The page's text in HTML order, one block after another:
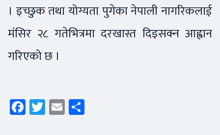
। इच्छुक तथा योग्यता पुगेका नेपाली नागरिकलाई
मंसिर २८ गतेभित्रमा दरखास्त दिइसक्न आह्वान
गरिएको छ ।
Facebook
Twitter
Email